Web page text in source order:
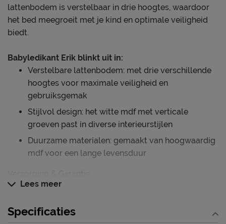
lattenbodem is verstelbaar in drie hoogtes, waardoor
het bed meegroeit met je kind en optimale veiligheid
biedt.
Babyledikant Erik blinkt uit in:
Verstelbare lattenbodem: met drie verschillende
hoogtes voor maximale veiligheid en
gebruiksgemak
Stijlvol design: het witte mdf met verticale
groeven past in diverse interieurstijlen
Duurzame materialen: gemaakt van hoogwaardig
mdf voor een lange levensduur
Je wil babyledikant Erik natuurlijk zo lang mogelijk
evenals de garantie op het bed, kun je terugvinden bij
Lees meer
Specificaties